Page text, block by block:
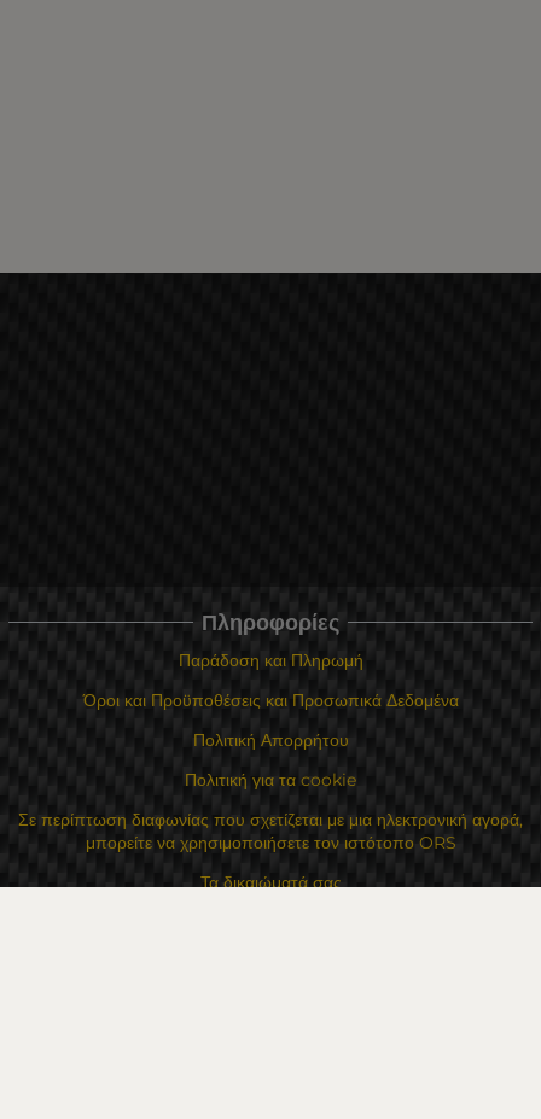
Πληροφορίες
Παράδοση και Πληρωμή
Όροι και Προϋποθέσεις και Προσωπικά Δεδομένα
Πολιτική Απορρήτου
Πολιτική για τα cookie
Σε περίπτωση διαφωνίας που σχετίζεται με μια ηλεκτρονική αγορά,
μπορείτε να χρησιμοποιήσετε τον ιστότοπο ORS
Τα δικαιώματά σας